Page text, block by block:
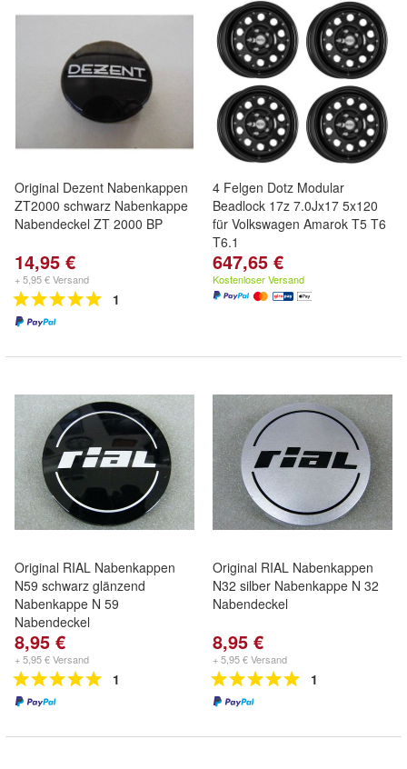
Original Dezent Nabenkappen
ZT2000 schwarz Nabenkappe
Nabendeckel ZT 2000 BP
14,95 €
+ 5,95 € Versand
1
4 Felgen Dotz Modular
Beadlock 17z 7.0Jx17 5x120
für Volkswagen Amarok T5 T6
T6.1
647,65 €
Kostenloser Versand
Original RIAL Nabenkappen
N59 schwarz glänzend
Nabenkappe N 59
Nabendeckel
8,95 €
+ 5,95 € Versand
1
Original RIAL Nabenkappen
N32 silber Nabenkappe N 32
Nabendeckel
8,95 €
+ 5,95 € Versand
1